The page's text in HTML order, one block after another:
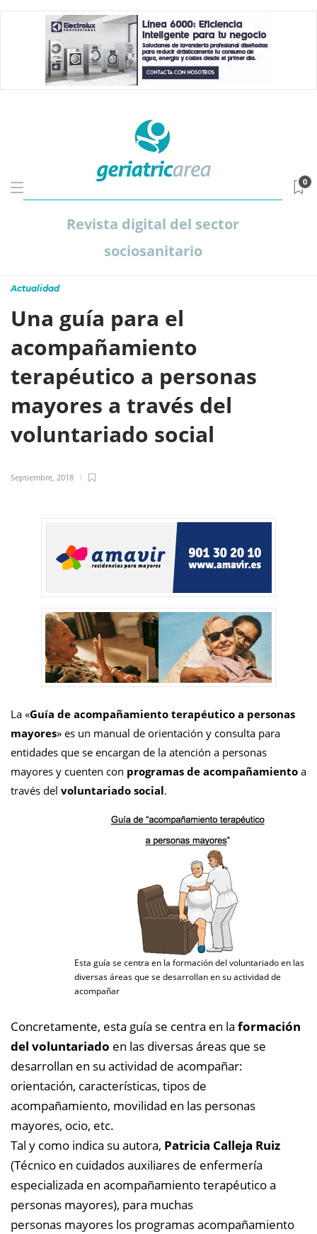
Revista digital del sector
sociosanitario
0
Actualidad
Una guía para el
acompañamiento
terapéutico a personas
mayores a través del
voluntariado social
Septiembre, 2018
La «Guía de acompañamiento terapéutico a personas
mayores» es un manual de orientación y consulta para
entidades que se encargan de la atención a personas
mayores y cuenten con programas de acompañamiento a
través del voluntariado social.
Esta guía se centra en la formación del voluntariado en las
diversas áreas que se desarrollan en su actividad de
acompañar
Concretamente, esta guía se centra en la formación
del voluntariado en las diversas áreas que se
desarrollan en su actividad de acompañar:
orientación, características, tipos de
acompañamiento, movilidad en las personas
mayores, ocio, etc.
Tal y como indica su autora, Patricia Calleja Ruiz
(Técnico en cuidados auxiliares de enfermería
especializada en acompañamiento terapéutico a
personas mayores), para muchas
personas mayores los programas acompañamiento